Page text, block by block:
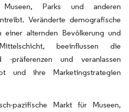
Parks und anderen
Veränderte demografische
einer alternden Bevölkerung und
beeinflussen die
-präferenzen und veranlassen
und ihre Marketingstrategien
pazifische Markt für Museen,